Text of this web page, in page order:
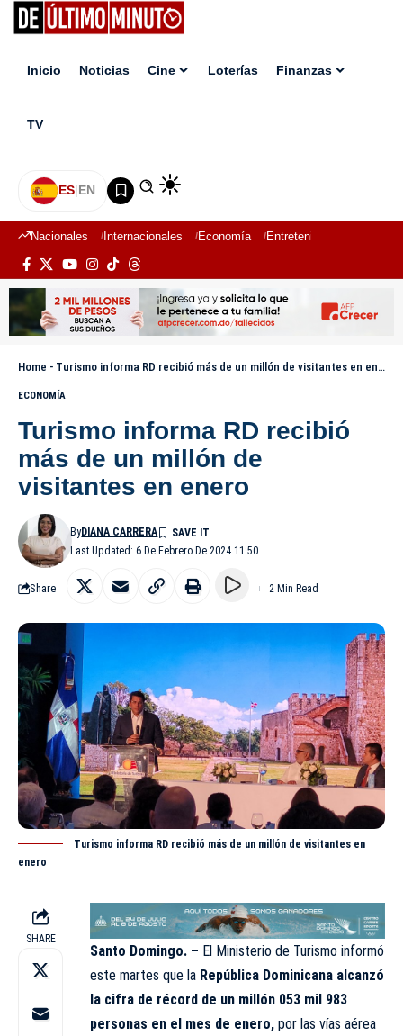
Inicio Noticias Cine Loterías Finanzas
TV
ES|EN
Nacionales Internacionales Economía Entretenimiento
Home - Turismo informa RD recibió más de un millón de visitantes en enero
ECONOMÍA
Turismo informa RD recibió
más de un millón de
visitantes en enero
Last Updated: 6 De Febrero De 2024 11:50
ByDIANA CARRERA
Share 2 Min Read
Turismo informa RD recibió más de un millón de visitantes en
enero
SHARE
Santo Domingo. – El Ministerio de Turismo informó
este martes que la República Dominicana alcanzó
la cifra de récord de un millón 053 mil 983
personas en el mes de enero, por las vías aérea